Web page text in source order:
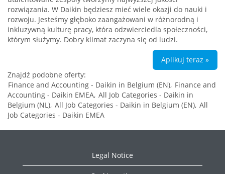
rozwiązania. W Daikin będziesz mieć wiele okazji do nauki i
rozwoju. Jesteśmy głęboko zaangażowani w różnorodną i
inkluzywną kulturę pracy, która odzwierciedla społeczności,
którym służymy. Dobry klimat zaczyna się od ludzi.
Aplikuj teraz »
Znajdź podobne oferty:
Finance and Accounting - Daikin in Belgium (EN), Finance and
Accounting - Daikin EMEA, All Job Categories - Daikin in
Belgium (NL), All Job Categories - Daikin in Belgium (EN), All
Job Categories - Daikin EMEA
Legal Notice